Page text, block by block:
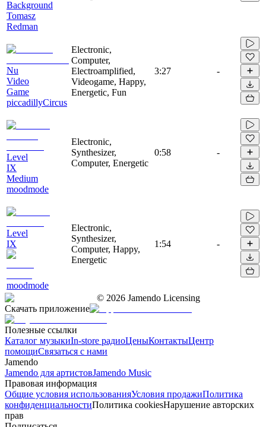
Background
Tomasz
Redman
Nu
Video
Game
piccadillyCircus
Electronic,
Computer,
Electroamplified,
Videogame, Happy,
Energetic, Fun
3:27 -
Level
IX
Medium
moodmode
Electronic,
Synthesizer,
Computer, Energetic
0:58 -
Level
IX
moodmode
Electronic,
Synthesizer,
Computer, Happy,
Energetic
1:54 -
© 2026 Jamendo Licensing
Скачать приложение
Полезные ссылки
Каталог музыкиIn-store радиоЦеныКонтактыЦентр
помощиСвязаться с нами
Jamendo
Jamendo для артистовJamendo Music
Правовая информация
Общие условия использованияУсловия продажиПолитика
конфиденциальностиПолитика cookiesНарушение авторских
прав